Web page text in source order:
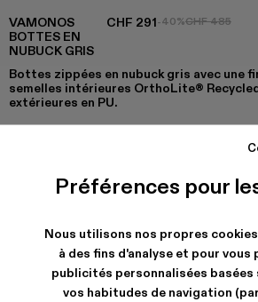
Préférences pour
Nous utilisons nos propres
à des fins d'analyse et pour vous
publicités personnalisées basées
vos habitudes de navigation
VAMONOS
BOTTES EN
NUBUCK GRIS
CHF 291-40%CHF 485
Bottes zippées en nubuck gris avec une
semelles intérieures OrthoLite®
extérieures en PU.
VAMONOS - A700012-017
VAMONOS - A700012-014
Vamonos - A700012-013
Vamonos -Vamonos -
EXPÉDITION & GARANTIE